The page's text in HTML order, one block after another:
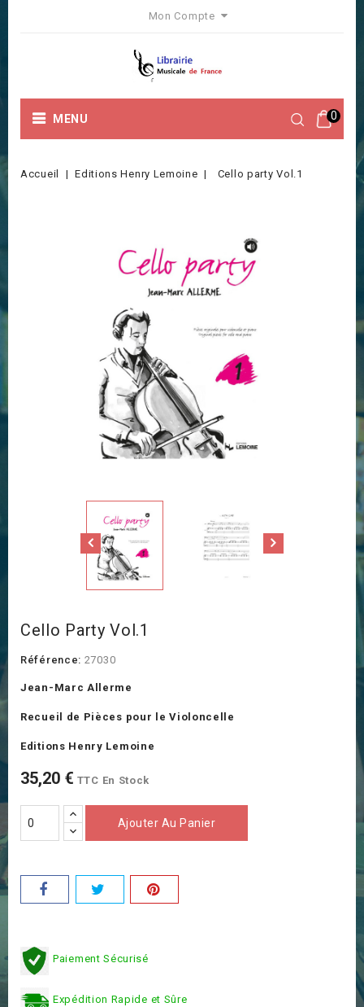
Mon Compte
0
MENU
Accueil Editions Henry Lemoine Cello party Vol.1
Cello Party Vol.1
Référence: 27030
Jean-Marc Allerme
Recueil de Pièces pour le Violoncelle
Editions Henry Lemoine
35,20 € TTC En Stock
Ajouter Au Panier
Paiement Sécurisé
Expédition Rapide et Sûre